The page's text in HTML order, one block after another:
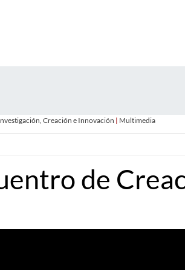
Creación e Innovación | Multimedia
de